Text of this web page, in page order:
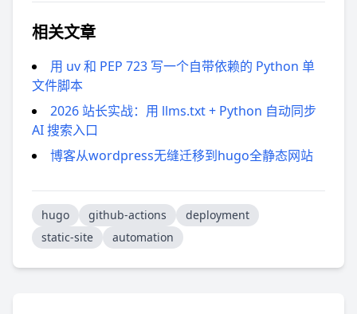
相关文章
用 uv 和 PEP 723 写一个自带依赖的 Python 单
文件脚本
2026 站长实战：用 llms.txt + Python 自动同步
AI 搜索入口
博客从wordpress无缝迁移到hugo全静态网站
hugo github-actions
deployment
static-site
automation